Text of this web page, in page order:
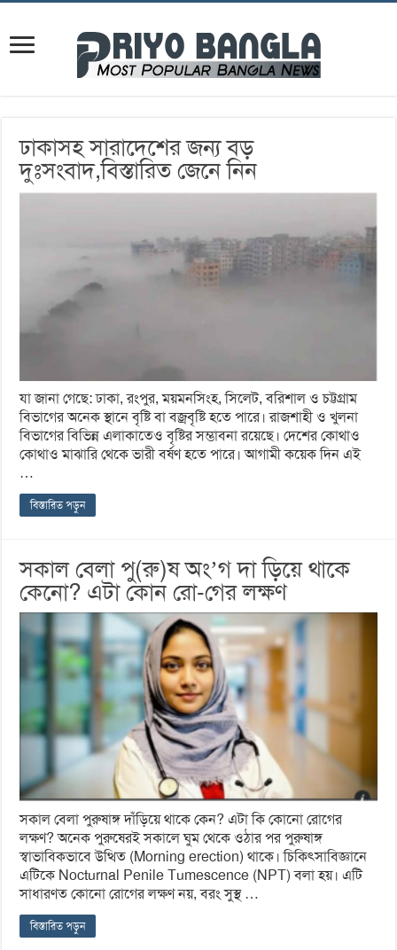
ঢাকাসহ সারাদেশের জন্য বড়
দুঃসংবাদ,বিস্তারিত জেনে নিন
যা জানা গেছে: ঢাকা, রংপুর, ময়মনসিংহ, সিলেট, বরিশাল ও চট্টগ্রাম
বিভাগের অনেক স্থানে বৃষ্টি বা বজ্রবৃষ্টি হতে পারে। রাজশাহী ও খুলনা
বিভাগের বিভিন্ন এলাকাতেও বৃষ্টির সম্ভাবনা রয়েছে। দেশের কোথাও
কোথাও মাঝারি থেকে ভারী বর্ষণ হতে পারে। আগামী কয়েক দিন এই
…
বিস্তারিত পড়ুন
সকাল বেলা পু(রু)ষ অং’গ দা ড়িয়ে থাকে
কেনো? এটা কোন রো-গের লক্ষণ
সকাল বেলা পুরুষাঙ্গ দাঁড়িয়ে থাকে কেন? এটা কি কোনো রোগের
লক্ষণ? অনেক পুরুষেরই সকালে ঘুম থেকে ওঠার পর পুরুষাঙ্গ
স্বাভাবিকভাবে উত্থিত (Morning erection) থাকে। চিকিৎসাবিজ্ঞানে
এটিকে Nocturnal Penile Tumescence (NPT) বলা হয়। এটি
সাধারণত কোনো রোগের লক্ষণ নয়, বরং সুস্থ …
বিস্তারিত পড়ুন